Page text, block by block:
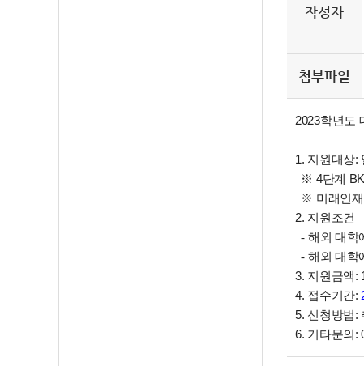
작성자
첨부파일
2023학년도
1. 지원대상:
※ 4단계
※ 미래인재
2. 지원조건
- 해외 대학
- 해외 대학
3. 지원금액:
4. 접수기간:
5. 신청방법:
6. 기타문의: